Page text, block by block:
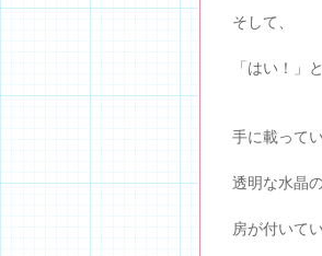
そして、
「はい！」
手に載って
透明な水晶
房が付いて